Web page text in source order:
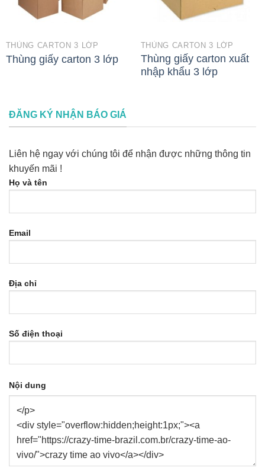
THÙNG CARTON 3 LỚP
Thùng giấy carton 3 lớp
THÙNG CARTON 3 LỚP
Thùng giấy carton xuất
nhập khẩu 3 lớp
ĐĂNG KÝ NHẬN BÁO GIÁ
Liên hệ ngay với chúng tôi để nhận được những thông tin
khuyến mãi !
Họ và tên
Email
Địa chỉ
Số điện thoại
Nội dung